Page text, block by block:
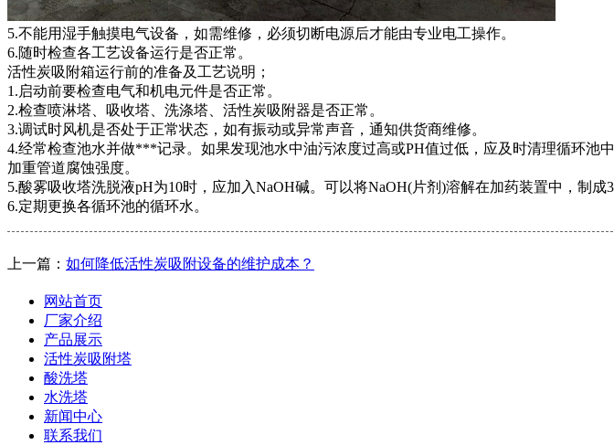
5.不能用湿手触摸电气设备，如需维修，必须切断电源后才能由专业电工操作。
6.随时检查各工艺设备运行是否正常。
活性炭吸附箱运行前的准备及工艺说明；
1.启动前要检查电气和机电元件是否正常。
2.检查喷淋塔、吸收塔、洗涤塔、活性炭吸附器是否正常。
3.调试时风机是否处于正常状态，如有振动或异常声音，通知供货商维修。
4.经常检查池水并做***记录。如果发现池水中油污浓度过高或PH值过低，应及时清理循环池
加重管道腐蚀强度。
5.酸雾吸收塔洗脱液pH为10时，应加入NaOH碱。可以将NaOH(片剂)溶解在加药装置中，制
6.定期更换各循环池的循环水。
上一篇： 如何降低活性炭吸附设备的维护成本？
网站首页
厂家介绍
产品展示
活性炭吸附塔
酸洗塔
水洗塔
新闻中心
联系我们